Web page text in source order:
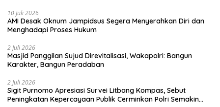
10 Juli 2026
AMI Desak Oknum Jampidsus Segera Menyerahkan Diri dan
Menghadapi Proses Hukum
2 Juli 2026
Masjid Panggilan Sujud Direvitalisasi, Wakapolri: Bangun
Karakter, Bangun Peradaban
2 Juli 2026
Sigit Purnomo Apresiasi Survei Litbang Kompas, Sebut
Peningkatan Kepercayaan Publik Cerminkan Polri Semakin